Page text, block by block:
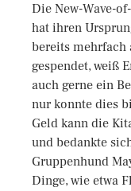
Die New-Wave-
hat ihren
bereits mehrfach
gespendet, weiß
auch gerne ein
nur konnte dies
Geld kann die
und bedankte
Gruppenhund
Dinge, wie etwa